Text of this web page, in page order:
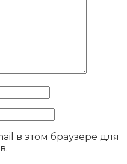
в этом браузере для